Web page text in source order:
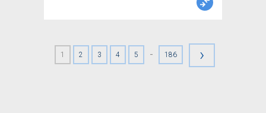
1 2 3 4 5 - 186 ›